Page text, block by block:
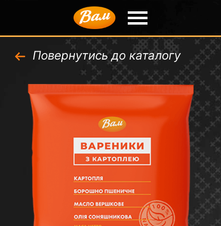
Повернутись до каталогу